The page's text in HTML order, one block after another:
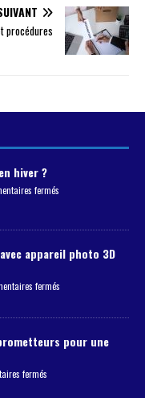
procédures
hiver ?
fermés
appareil photo 3D
fermés
pour une
fermés